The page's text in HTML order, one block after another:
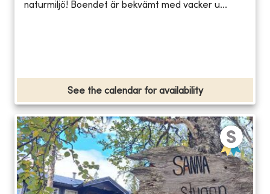
naturmiljö! Boendet är bekvämt med vacker u...
See the calendar for availability